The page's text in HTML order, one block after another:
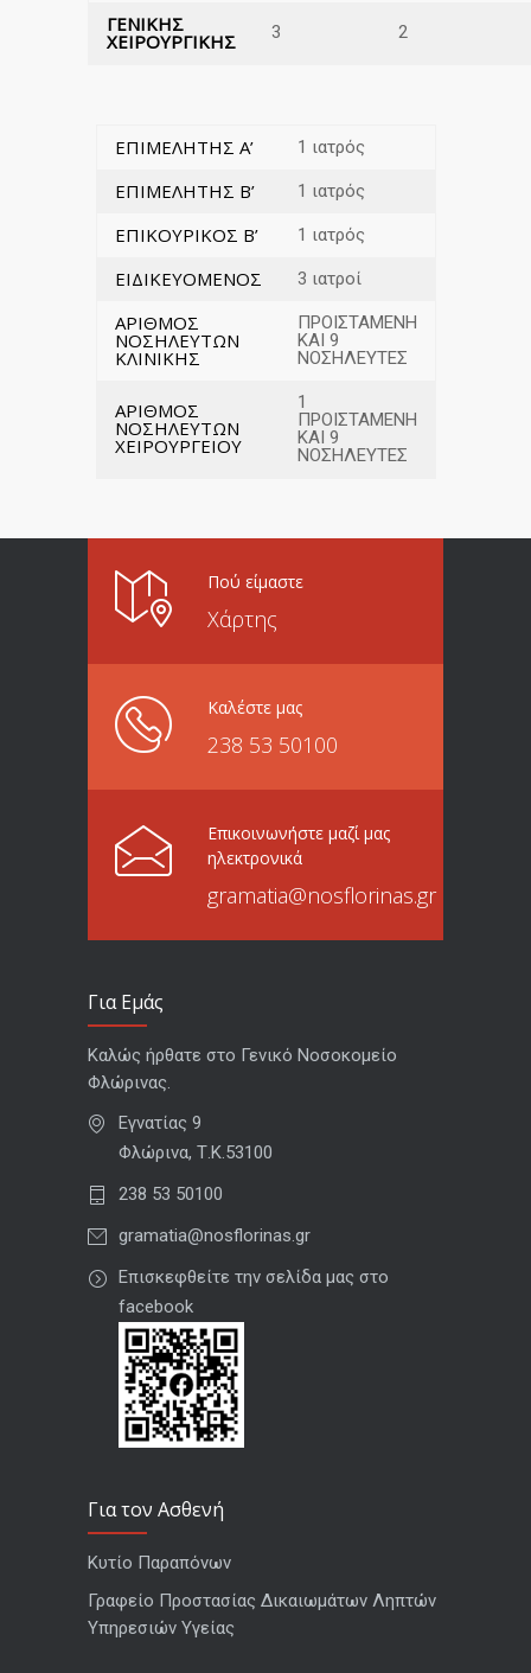
ΓΕΝΙΚΗΣ
ΧΕΙΡΟΥΡΓΙΚΗΣ 3 2
ΕΠΙΜΕΛΗΤΗΣ Α’ 1 ιατρός
ΕΠΙΜΕΛΗΤΗΣ Β’ 1 ιατρός
ΕΠΙΚΟΥΡΙΚΟΣ Β’ 1 ιατρός
ΕΙΔΙΚΕΥΟΜΕΝΟΣ 3 ιατροί
ΑΡΙΘΜΟΣ
ΝΟΣΗΛΕΥΤΩΝ
ΚΛΙΝΙΚΗΣ
ΠΡΟΙΣΤΑΜΕΝΗ
ΚΑΙ 9
ΝΟΣΗΛΕΥΤΕΣ
ΑΡΙΘΜΟΣ
ΝΟΣΗΛΕΥΤΩΝ
ΧΕΙΡΟΥΡΓΕΙΟΥ
1
ΠΡΟΙΣΤΑΜΕΝΗ
ΚΑΙ 9
ΝΟΣΗΛΕΥΤΕΣ
Πού είμαστε
Χάρτης
Καλέστε μας
238 53 50100
Επικοινωνήστε μαζί μας
ηλεκτρονικά
gramatia@nosflorinas.gr
Για Εμάς
Καλώς ήρθατε στο Γενικό Νοσοκομείο
Φλώρινας.
Εγνατίας 9
Φλώρινα, Τ.Κ.53100
238 53 50100
gramatia@nosflorinas.gr
Επισκεφθείτε την σελίδα μας στο
facebook
Για τον Ασθενή
Κυτίο Παραπόνων
Γραφείο Προστασίας Δικαιωμάτων Ληπτών
Υπηρεσιών Υγείας